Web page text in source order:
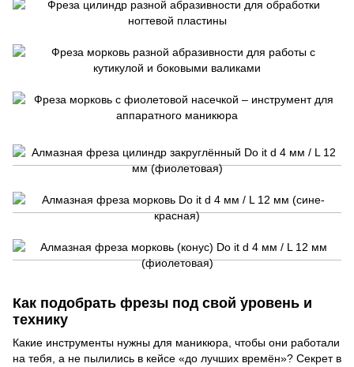
Как подобрать фрезы под свой уровень и
технику
Какие инструменты нужны для маникюра, чтобы они работали
на тебя, а не пылились в кейсе «до лучших времён»? Секрет в